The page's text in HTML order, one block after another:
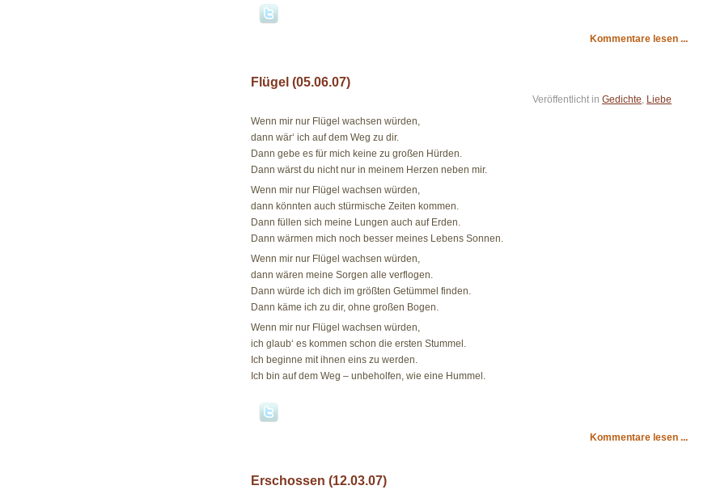
Kommentare lesen ...
Flügel (05.06.07)
Veröffentlicht in Gedichte, Liebe
Wenn mir nur Flügel wachsen würden,
dann wär‘ ich auf dem Weg zu dir.
Dann gebe es für mich keine zu großen Hürden.
Dann wärst du nicht nur in meinem Herzen neben mir.
Wenn mir nur Flügel wachsen würden,
dann könnten auch stürmische Zeiten kommen.
Dann füllen sich meine Lungen auch auf Erden.
Dann wärmen mich noch besser meines Lebens Sonnen.
Wenn mir nur Flügel wachsen würden,
dann wären meine Sorgen alle verflogen.
Dann würde ich dich im größten Getümmel finden.
Dann käme ich zu dir, ohne großen Bogen.
Wenn mir nur Flügel wachsen würden,
ich glaub‘ es kommen schon die ersten Stummel.
Ich beginne mit ihnen eins zu werden.
Ich bin auf dem Weg – unbeholfen, wie eine Hummel.
Kommentare lesen ...
Erschossen (12.03.07)